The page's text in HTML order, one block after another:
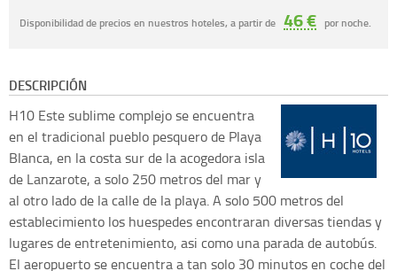
Disponibilidad de precios en nuestros hoteles, a partir de 46 € por noche.
DESCRIPCIÓN
H10 Este sublime complejo se encuentra
en el tradicional pueblo pesquero de Playa
Blanca, en la costa sur de la acogedora isla
de Lanzarote, a solo 250 metros del mar y
al otro lado de la calle de la playa. A solo 500 metros del
establecimiento los huespedes encontraran diversas tiendas y
lugares de entretenimiento, asi como una parada de autobús.
El aeropuerto se encuentra a tan solo 30 minutos en coche del